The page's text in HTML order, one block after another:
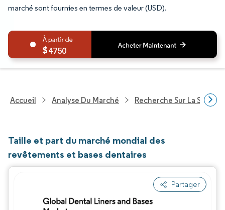
marché sont fournies en termes de valeur (USD).
4750
Accueil Analyse Du Marché Recherche Sur La Santé
Taille et part du marché mondial des
revêtements et bases dentaires
Partager